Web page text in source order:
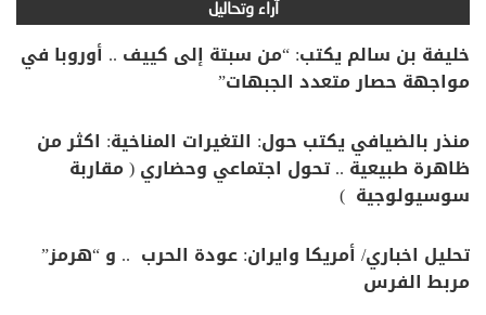
آراء وتحاليل
خليفة بن سالم يكتب: “من سبتة إلى كييف .. أوروبا في
مواجهة حصار متعدد الجبهات”
منذر بالضيافي يكتب حول: التغيرات المناخية: اكثر من
ظاهرة طبيعية .. تحول اجتماعي وحضاري ( مقاربة
سوسيولوجية )
تحليل اخباري/ أمريكا وايران: عودة الحرب .. و “هرمز”
مربط الفرس